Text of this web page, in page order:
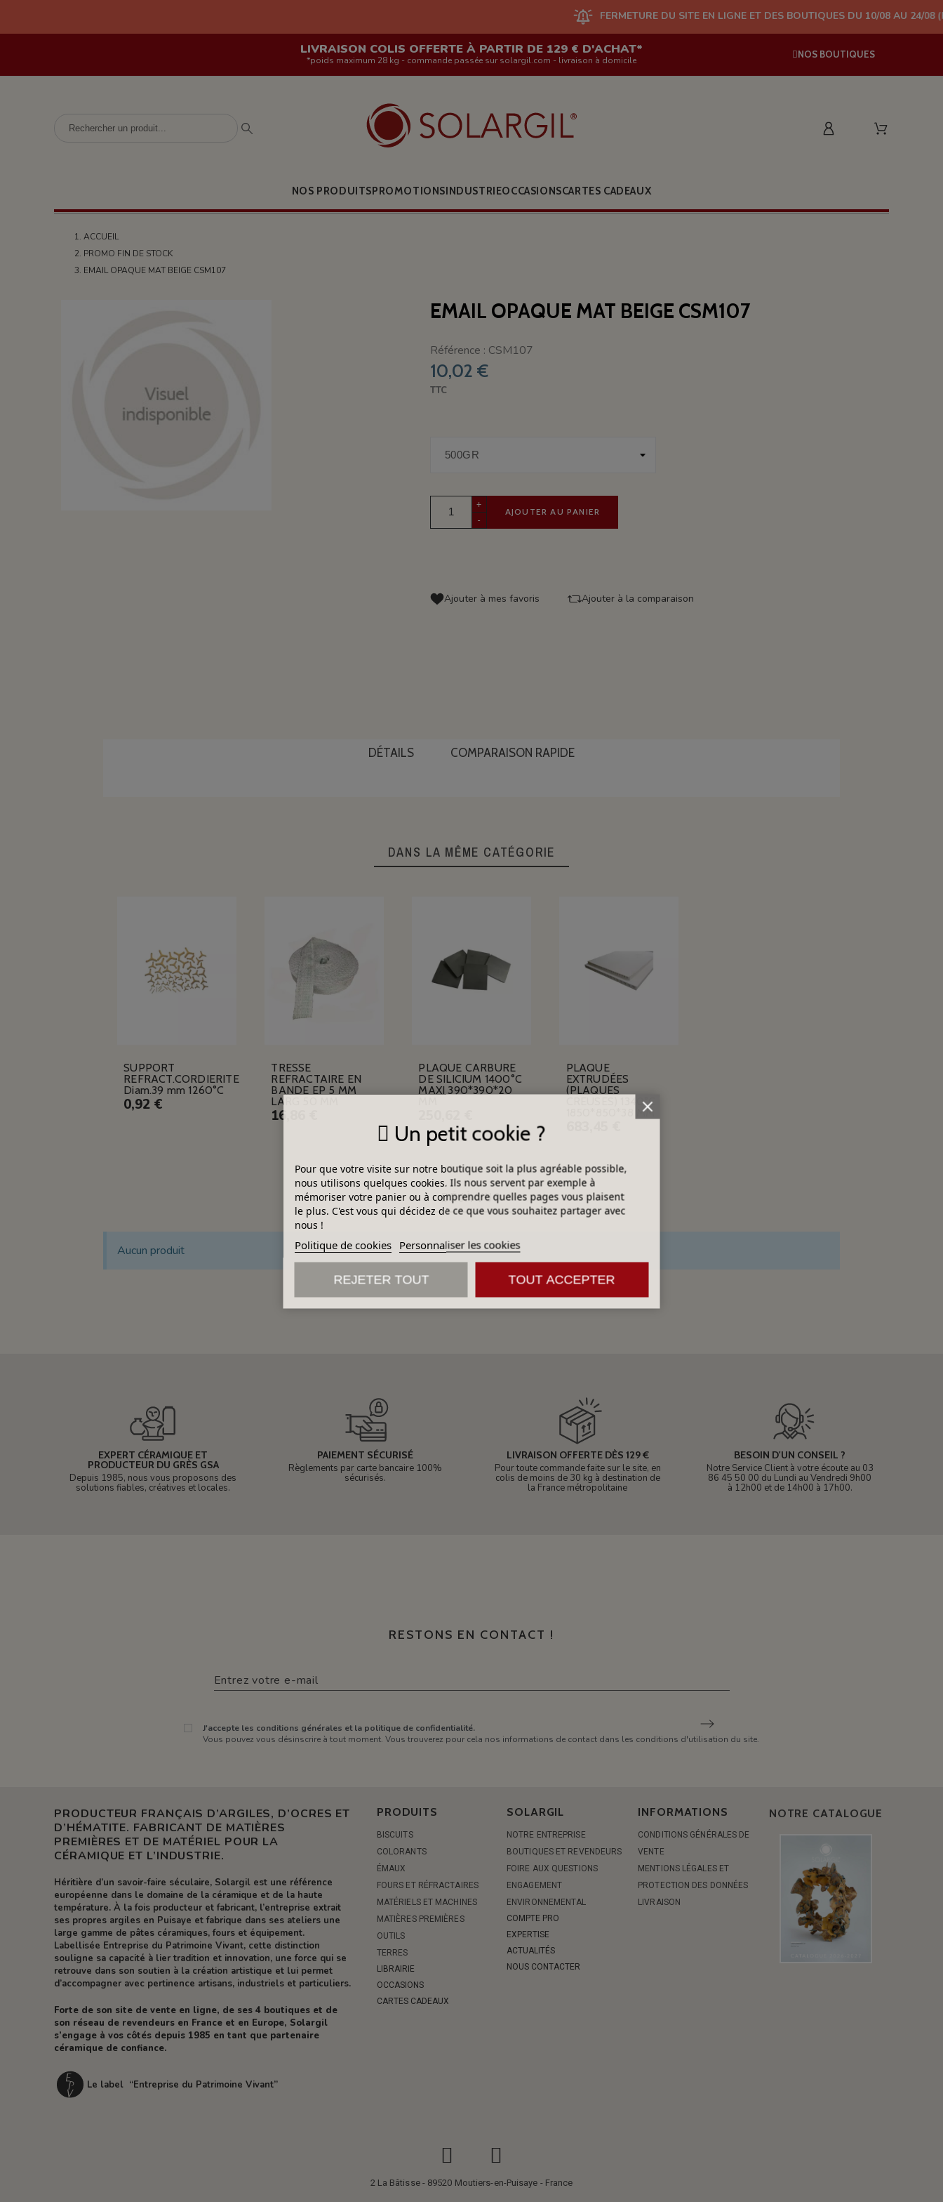
FERMETURE DU SITE EN LIGNE ET DES BOUTIQUES DU 10/08 AU 24/08 (PLUS
LIVRAISON COLIS OFFERTE À PARTIR DE 129 € D'ACHAT*
*poids maximum 28 kg - commande passée sur solargil.com - livraison à domicile
NOS BOUTIQUES
NOS PRODUITSPROMOTIONSINDUSTRIEOCCASIONSCARTES CADEAUX
ACCUEIL
PROMO FIN DE STOCK
EMAIL OPAQUE MAT BEIGE CSM107
EMAIL OPAQUE MAT BEIGE CSM107
Référence : CSM107
10,02 €
TTC
+
-
AJOUTER AU PANIER
Ajouter à mes favoris Ajouter à la comparaison
DÉTAILS COMPARAISON RAPIDE
DANS LA MÊME CATÉGORIE
SUPPORT
REFRACT.CORDIERITE
Diam.39 mm 1260°C
0,92 €
TRESSE
REFRACTAIRE EN
BANDE EP 5 MM
LARG 50 MM
16,86 €
PLAQUE CARBURE
DE SILICIUM 1400°C
MAXI 390*390*20
PLAQUE
EXTRUDÉES
(PLAQUES
CREUSES) 1340°C
1850*850*38 MM
DÉJÀ VUS
Aucun produit
EXPERT CÉRAMIQUE ET
PRODUCTEUR DU GRÈS GSA
Depuis 1985, nous vous proposons des
solutions fiables, créatives et locales.
PAIEMENT SÉCURISÉ
Règlements par carte bancaire 100%
sécurisés.
LIVRAISON OFFERTE DÈS 129 €
Pour toute commande faite sur le site, en
colis de moins de 30 kg à destination de
la France métropolitaine
BESOIN D'UN CONSEIL ?
Notre Service Client à votre écoute au 03
86 45 50 00 du Lundi au Vendredi 9h00
à 12h00 et de 14h00 à 17h00.
RESTONS EN CONTACT !
J'accepte les conditions générales et la politique de confidentialité.
Vous pouvez vous désinscrire à tout moment. Vous trouverez pour cela nos informations de contact dans les conditions d'utilisation du site.
PRODUCTEUR FRANÇAIS D’ARGILES, D’OCRES ET
D’HÉMATITE. FABRICANT DE MATIÈRES
PREMIÈRES ET DE MATÉRIEL POUR LA
CÉRAMIQUE ET L’INDUSTRIE.
Héritière d’un savoir-faire séculaire, Solargil est une référence
européenne dans le domaine de la céramique et de la haute
température. À la fois producteur et fabricant, l’entreprise extrait
ses propres argiles en Puisaye et fabrique dans ses ateliers une
large gamme de pâtes céramiques, fours et équipement.
Labellisée Entreprise du Patrimoine Vivant, cette distinction
souligne sa capacité à lier tradition et innovation, une force qui se
retrouve dans son soutien à la création artistique et lui permet
d’accompagner avec pertinence artisans, industriels et particuliers.
Forte de son site de vente en ligne, de ses 4 boutiques et de
son réseau de revendeurs en France et en Europe, Solargil
s’engage à vos côtés depuis 1985 en tant que partenaire
céramique de confiance.
Le label “Entreprise du Patrimoine Vivant”
PRODUITS
BISCUITS
COLORANTS
ÉMAUX
FOURS ET RÉFRACTAIRES
MATÉRIELS ET MACHINES
MATIÈRES PREMIÈRES
OUTILS
TERRES
LIBRAIRIE
OCCASIONS
CARTES CADEAUX
SOLARGIL
NOTRE ENTREPRISE
BOUTIQUES ET REVENDEURS
FOIRE AUX QUESTIONS
ENGAGEMENT
ENVIRONNEMENTAL
COMPTE PRO
EXPERTISE
ACTUALITÉS
NOUS CONTACTER
INFORMATIONS
CONDITIONS GÉNÉRALES DE
VENTE
MENTIONS LÉGALES ET
PROTECTION DES DONNÉES
LIVRAISON
NOTRE CATALOGUE
2 La Bâtisse - 89520 Moutiers-en-Puisaye - France
Un petit cookie ?
Pour que votre visite sur notre boutique soit la plus agréable possible,
nous utilisons quelques cookies. Ils nous servent par exemple à
mémoriser votre panier ou à comprendre quelles pages vous plaisent
le plus. C'est vous qui décidez de ce que vous souhaitez partager avec
nous !
Politique de cookies Personnaliser les cookies
REJETER TOUT TOUT ACCEPTER